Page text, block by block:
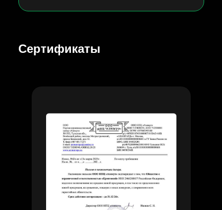
Сертификаты